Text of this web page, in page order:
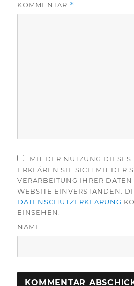
KOMMENTAR *
MIT DER NUTZUNG DIESES
ERKLÄREN SIE SICH MIT DER
VERARBEITUNG IHRER
WEBSITE EINVERSTANDEN.
DATENSCHUTZERKLÄRUNG
EINSEHEN.
NAME